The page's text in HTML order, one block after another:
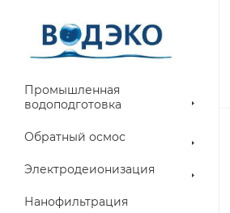
Промышленная
водоподготовка
Обратный осмос
Электродеионизация
Нанофильтрация